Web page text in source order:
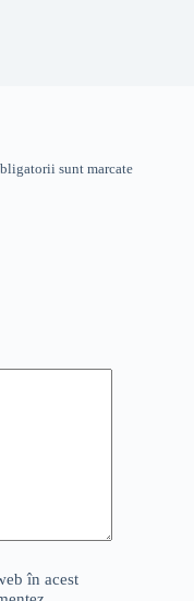
sunt marcate
în acest